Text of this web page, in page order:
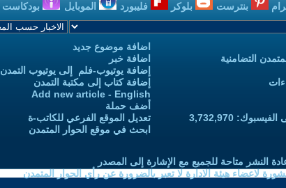
بنترست بلوكر فليبورد الموبايل بودكاست
التضامنية
3,732,970
اضافة موضوع جديد
اضافة خبر
إضافة يوتيوب-فلم إلى يوتيوب التمدن
إضافة كتاب إلى مكتبة التمدن
Add new article - English
أضف حملة
تعديل الموقع الفرعي للكاتب-ة
ابحث في موقع الحوار المتمدن
النشر متاحة للجميع مع الإشارة إلى المصدر
لاعضاء هيئة الادارة لا تعبر بالضرورة عن رأي الحوار المتمدن